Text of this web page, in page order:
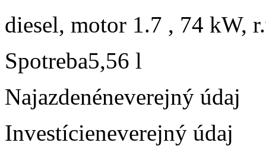
diesel, motor 1.7 , 74 kW,
Spotreba5,56 l
Najazdenéneverejný údaj
Investícieneverejný údaj